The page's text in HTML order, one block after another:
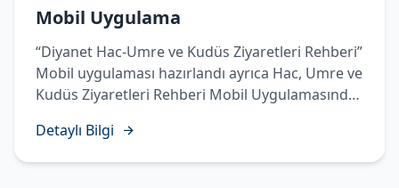
Mobil Uygulama
“Diyanet Hac-Umre ve Kudüs Ziyaretleri Rehberi”
Mobil uygulaması hazırlandı ayrıca Hac, Umre ve
Kudüs Ziyaretleri Rehberi Mobil Uygulamasında
işaret diliyle hazırlanarak vatandaşlarımızın
istifadesine sunuldu.
Detaylı Bilgi